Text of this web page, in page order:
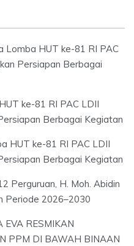
Lomba HUT ke-81 RI PAC
Persiapan Berbagai
ke-81 RI PAC LDII
Berbagai Kegiatan
HUT ke-81 RI PAC LDII
Berbagai Kegiatan
Perguruan, H. Moh. Abidin
Periode 2026–2030
EVA RESMIKAN
PPM DI BAWAH BINAAN